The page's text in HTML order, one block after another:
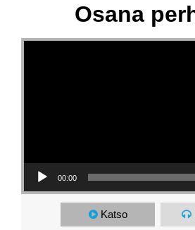
Osana
Videotoistin
00:00
Katso